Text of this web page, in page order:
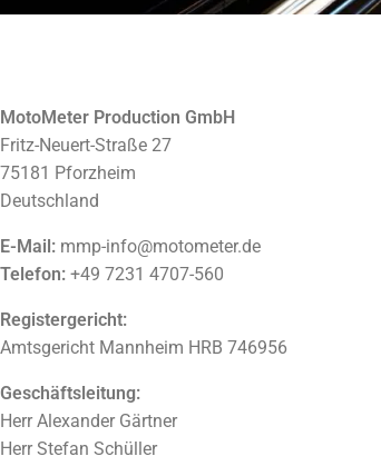
MotoMeter Production GmbH
Fritz-Neuert-Straße 27
75181 Pforzheim
Deutschland
E-Mail: mmp-info@motometer.de
Telefon: +49 7231 4707-560
Registergericht:
Amtsgericht Mannheim HRB 746956
Geschäftsleitung:
Herr Alexander Gärtner
Herr Stefan Schüller